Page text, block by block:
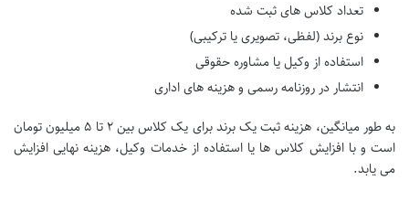
تعداد کلاس های ثبت شده
نوع برند (لفظی، تصویری یا ترکیبی)
استفاده از وکیل یا مشاوره حقوقی
انتشار در روزنامه رسمی و هزینه های اداری
به طور میانگین، هزینه ثبت یک برند برای یک کلاس بین ۲ تا ۵ میلیون تومان
است و با افزایش کلاس ها یا استفاده از خدمات وکیل، هزینه نهایی افزایش
می یابد.